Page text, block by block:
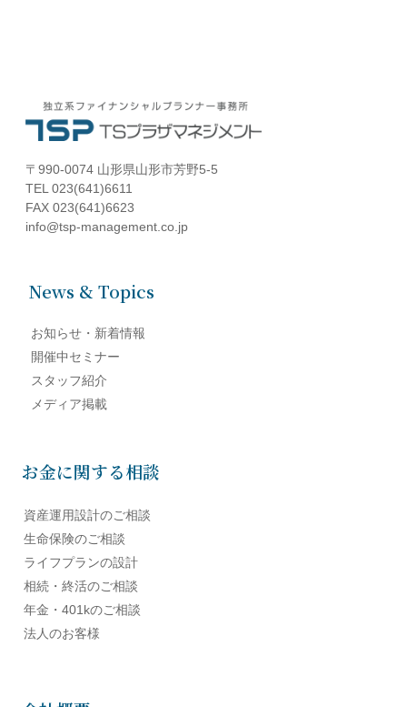
〒990-0074 山形県山形市芳野5-5
TEL 023(641)6611
FAX 023(641)6623
info@tsp-management.co.jp
News & Topics
お知らせ・新着情報
開催中セミナー
スタッフ紹介
メディア掲載
お金に関する相談
資産運用設計のご相談
生命保険のご相談
ライフプランの設計
相続・終活のご相談
年金・401kのご相談
法人のお客様